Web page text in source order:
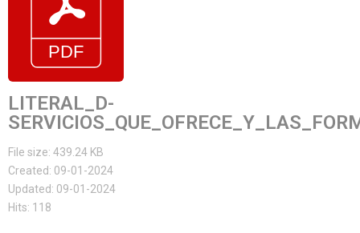
LITERAL_D-
File size: 439.24 KB
Created: 09-01-2024
Updated: 09-01-2024
Hits: 118